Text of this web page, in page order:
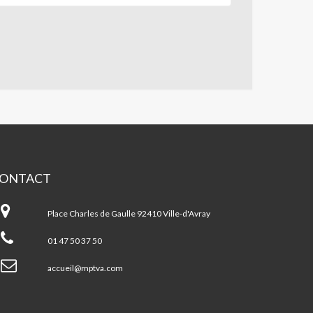
Place Charles de Gaulle 92410 Ville-d'Avray
01 47 50 37 50
accueil@mptva.com